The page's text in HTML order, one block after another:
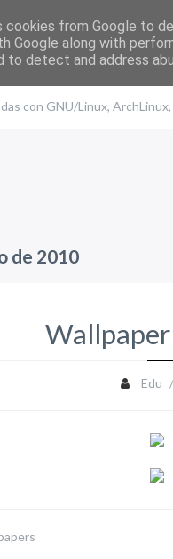
con GNU/Linux,
de 2010
Edu /
cookies from Google to
Google along with
to detect and address